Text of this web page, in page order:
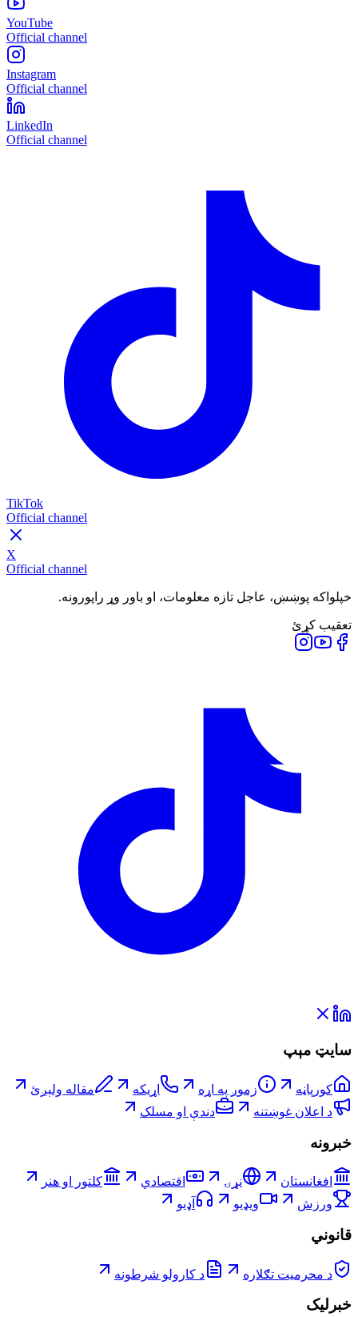
YouTube
Official channel
Instagram
Official channel
LinkedIn
Official channel
TikTok
Official channel
X
Official channel
خپلواکه پوښښ، عاجل تازه معلومات، او باور وړ راپورونه.
تعقیب کړئ
سایټ مېپ
کورپاڼه زموږ په اړه اړیکه
مقاله ولېږئ
د اعلان غوښتنه
دندې او مسلک
خبرونه
افغانستان نړۍ اقتصادي
کلتور او هنر
ورزش
ویډیو آډیو
قانوني
د محرمیت تګلاره د کارولو شرطونه
خبرلیک